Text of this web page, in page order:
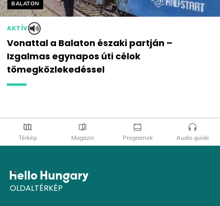
Helyszín címkék:
BALATON
AKTÍV
Vonattal a Balaton északi partján –
Izgalmas egynapos úti célok
tömegközlekedéssel
Térkép Magazin Programok Audio guide
OLDALTÉRKÉP